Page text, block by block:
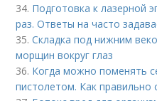
34. Подготовка к лазерной
раз. Ответы на часто
35.Складка под нижним
морщин вокруг глаз
36. Когда можно поменять
пистолетом. Как правильно